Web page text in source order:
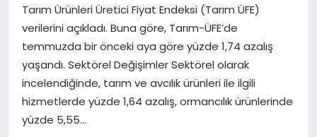
YAŞAM
Tarım Ürünleri Üretici Fiyat Endeksi (Tarım ÜFE)
verilerini açıkladı. Buna göre, Tarım-ÜFE’de
temmuzda bir önceki aya göre yüzde 1,74 azalış
yaşandı. Sektörel Değişimler Sektörel olarak
incelendiğinde, tarım ve avcılık ürünleri ile ilgili
hizmetlerde yüzde 1,64 azalış, ormancılık ürünlerinde
yüzde 5,55…